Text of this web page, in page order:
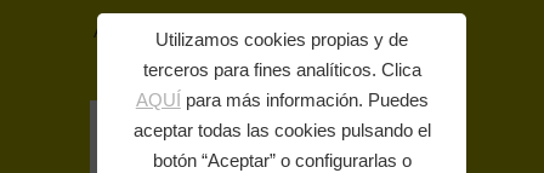
Utilizamos cookies propias y de
terceros para fines analíticos. Clica
AQUÍ para más información. Puedes
aceptar todas las cookies pulsando el
botón “Aceptar” o configurarlas o
Acceso colegiados
A